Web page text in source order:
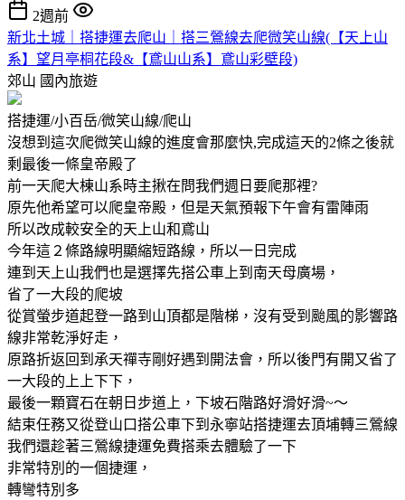
2週前
新北土城｜搭捷運去爬山｜搭三鶯線去爬微笑山線(【天上山
系】望月亭桐花段&【鳶山山系】鳶山彩壁段)
郊山 國內旅遊
搭捷運/小百岳/微笑山線/爬山
沒想到這次爬微笑山線的進度會那麼快,完成這天的2條之後就
剩最後一條皇帝殿了
前一天爬大棟山系時主揪在問我們週日要爬那裡?
原先他希望可以爬皇帝殿，但是天氣預報下午會有雷陣雨
所以改成較安全的天上山和鳶山
今年這２條路線明顯縮短路線，所以一日完成
連到天上山我們也是選擇先搭公車上到南天母廣場，
省了一大段的爬坡
從賞螢步道起登一路到山頂都是階梯，沒有受到颱風的影響路
線非常乾淨好走，
原路折返回到承天禪寺剛好遇到開法會，所以後門有開又省了
一大段的上上下下，
最後一顆寶石在朝日步道上，下坡石階路好滑好滑~～
結束任務又從登山口搭公車下到永寧站搭捷運去頂埔轉三鶯線
我們還趁著三鶯線捷運免費搭乘去體驗了一下
非常特別的一個捷運，
轉彎特別多